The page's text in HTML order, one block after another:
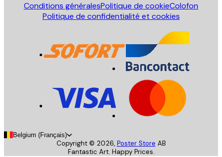
Conditions généralesPolitique de cookieColofon
Politique de confidentialité et cookies
Belgium (Français)
Copyright © 2026, Poster Store AB
Fantastic Art. Happy Prices.